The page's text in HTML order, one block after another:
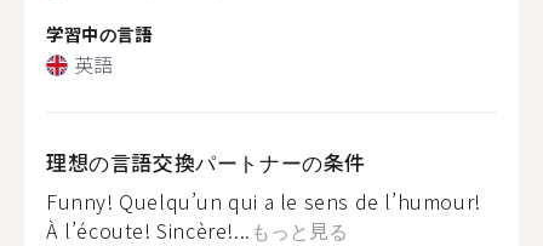
学習中の言語
英語
理想の言語交換パートナーの条件
Funny! Quelqu’un qui a le sens de l’humour!
À l’écoute! Sincère!... もっと見る